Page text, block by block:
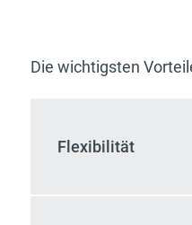
Die wichtigsten
Flexibilität